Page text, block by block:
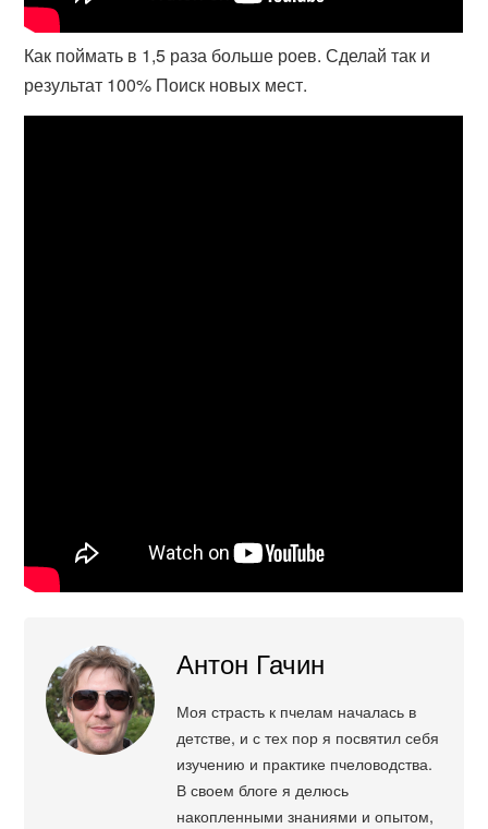
Как поймать в 1,5 раза больше роев. Сделай так и
результат 100% Поиск новых мест.
Антон Гачин
Моя страсть к пчелам началась в
детстве, и с тех пор я посвятил себя
изучению и практике пчеловодства.
В своем блоге я делюсь
накопленными знаниями и опытом,